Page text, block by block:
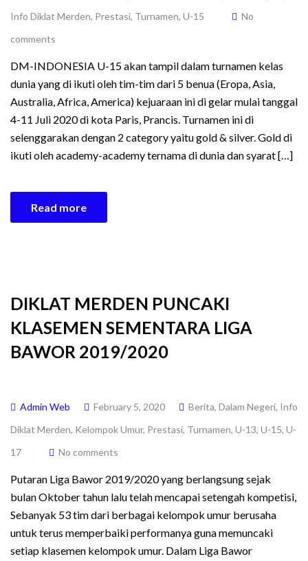
Info Diklat Merden, Prestasi, Turnamen, U-15
No
comments
DM-INDONESIA U-15 akan tampil dalam turnamen kelas
dunia yang di ikuti oleh tim-tim dari 5 benua (Eropa, Asia,
Australia, Africa, America) kejuaraan ini di gelar mulai tanggal
4-11 Juli 2020 di kota Paris, Prancis. Turnamen ini di
selenggarakan dengan 2 category yaitu gold & silver. Gold di
ikuti oleh academy-academy ternama di dunia dan syarat […]
Read more
DIKLAT MERDEN PUNCAKI
KLASEMEN SEMENTARA LIGA
BAWOR 2019/2020
Admin Web February 5, 2020 Berita, Dalam Negeri, Info
Diklat Merden, Kelompok Umur, Prestasi, Turnamen, U-13, U-15, U-
17
No comments
Putaran Liga Bawor 2019/2020 yang berlangsung sejak
bulan Oktober tahun lalu telah mencapai setengah kompetisi,
Sebanyak 53 tim dari berbagai kelompok umur berusaha
untuk terus memperbaiki performanya guna memuncaki
setiap klasemen kelompok umur. Dalam Liga Bawor